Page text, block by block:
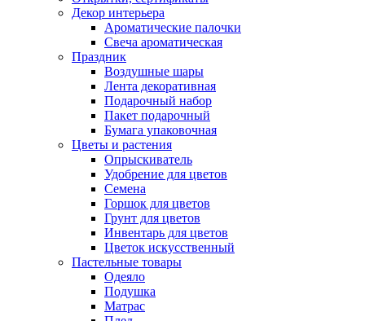
Декор интерьера
Ароматические палочки
Свеча ароматическая
Праздник
Воздушные шары
Лента декоративная
Подарочный набор
Пакет подарочный
Бумага упаковочная
Цветы и растения
Опрыскиватель
Удобрение для цветов
Семена
Горшок для цветов
Грунт для цветов
Инвентарь для цветов
Цветок искусственный
Пастельные товары
Одеяло
Подушка
Матрас